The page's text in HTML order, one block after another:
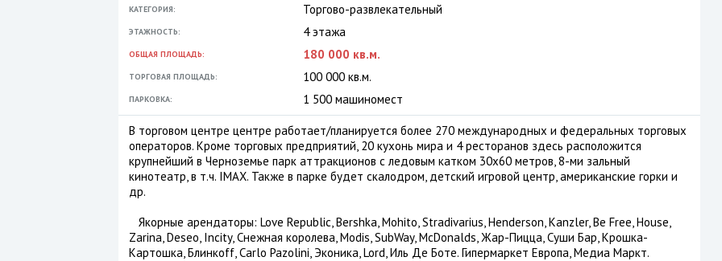
КАТЕГОРИЯ: Торгово-развлекательный
ЭТАЖНОСТЬ: 4 этажа
ОБЩАЯ ПЛОЩАДЬ: 180 000 кв.м.
ТОРГОВАЯ ПЛОЩАДЬ: 100 000 кв.м.
ПАРКОВКА: 1 500 машиномест
В торговом центре центре работает/планируется более 270 международных и федеральных торговых
операторов. Кроме торговых предприятий, 20 кухонь мира и 4 ресторанов здесь расположится
крупнейший в Черноземье парк аттракционов с ледовым катком 30х60 метров, 8-ми зальный
кинотеатр, в т.ч. IMAX. Также в парке будет скалодром, детский игровой центр, американские горки и
др.
Якорные арендаторы: Love Republic, Bershka, Mohito, Stradivarius, Henderson, Kanzler, Be Free, House,
Zarina, Deseo, Incity, Снежная королева, Modis, SubWay, McDonalds, Жар-Пицца, Суши Бар, Крошка-
Картошка, Блинкоff, Carlo Pazolini, Эконика, Lord, Иль Де Боте. Гипермаркет Европа, Медиа Маркт.